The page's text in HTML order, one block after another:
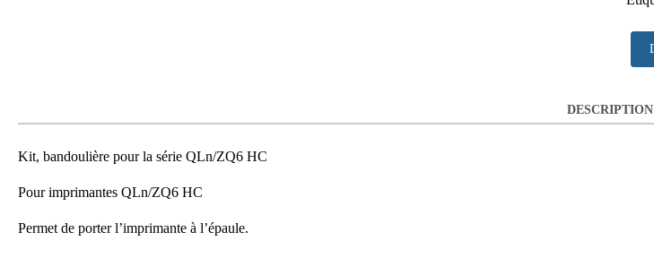
DESCRIPTION
Kit, bandoulière pour la série QLn/ZQ6 HC
Pour imprimantes QLn/ZQ6 HC
Permet de porter l’imprimante à l’épaule.